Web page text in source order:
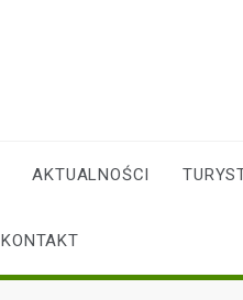
AKTUALNOŚCI
KONTAKT